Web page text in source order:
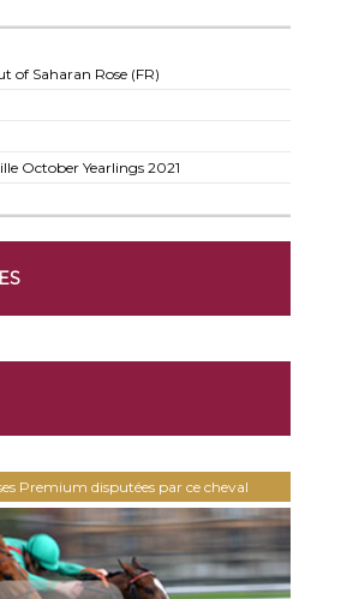
of Saharan Rose (FR)
October Yearlings 2021
Premium disputées par ce cheval